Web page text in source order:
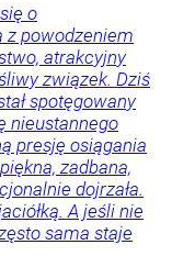
o
z powodzeniem
atrakcyjny
związek. Dziś
spotęgowany
nieustannego
presję osiągania
zadbana,
dojrzała.
A jeśli nie
sama staje